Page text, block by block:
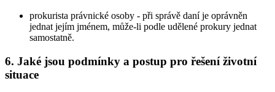
prokurista právnické osoby - při správě daní je oprávněn
jednat jejím jménem, může-li podle udělené prokury jednat
samostatně.
6. Jaké jsou podmínky a postup pro řešení životní
situace